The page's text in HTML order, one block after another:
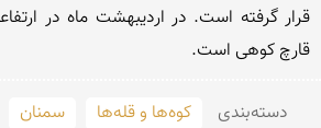
قارچ کوهی است.
دسته‌بندی کوه‌ها و قله‌ها سمنان